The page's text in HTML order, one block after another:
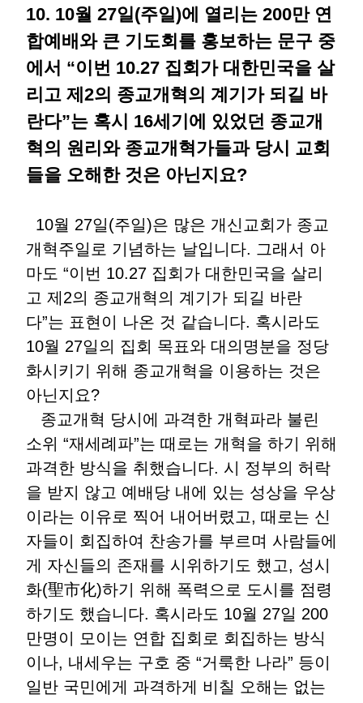
10. 10월 27일(주일)에 열리는 200만 연
합예배와 큰 기도회를 홍보하는 문구 중
에서 “이번 10.27 집회가 대한민국을 살
리고 제2의 종교개혁의 계기가 되길 바
란다”는 혹시 16세기에 있었던 종교개
혁의 원리와 종교개혁가들과 당시 교회
들을 오해한 것은 아닌지요?
10월 27일(주일)은 많은 개신교회가 종교
개혁주일로 기념하는 날입니다. 그래서 아
마도 “이번 10.27 집회가 대한민국을 살리
고 제2의 종교개혁의 계기가 되길 바란
다”는 표현이 나온 것 같습니다. 혹시라도
10월 27일의 집회 목표와 대의명분을 정당
화시키기 위해 종교개혁을 이용하는 것은
아닌지요?
종교개혁 당시에 과격한 개혁파라 불린
소위 “재세례파”는 때로는 개혁을 하기 위해
과격한 방식을 취했습니다. 시 정부의 허락
을 받지 않고 예배당 내에 있는 성상을 우상
이라는 이유로 찍어 내어버렸고, 때로는 신
자들이 회집하여 찬송가를 부르며 사람들에
게 자신들의 존재를 시위하기도 했고, 성시
화(聖市化)하기 위해 폭력으로 도시를 점령
하기도 했습니다. 혹시라도 10월 27일 200
만명이 모이는 연합 집회로 회집하는 방식
이나, 내세우는 구호 중 “거룩한 나라” 등이
일반 국민에게 과격하게 비칠 오해는 없는